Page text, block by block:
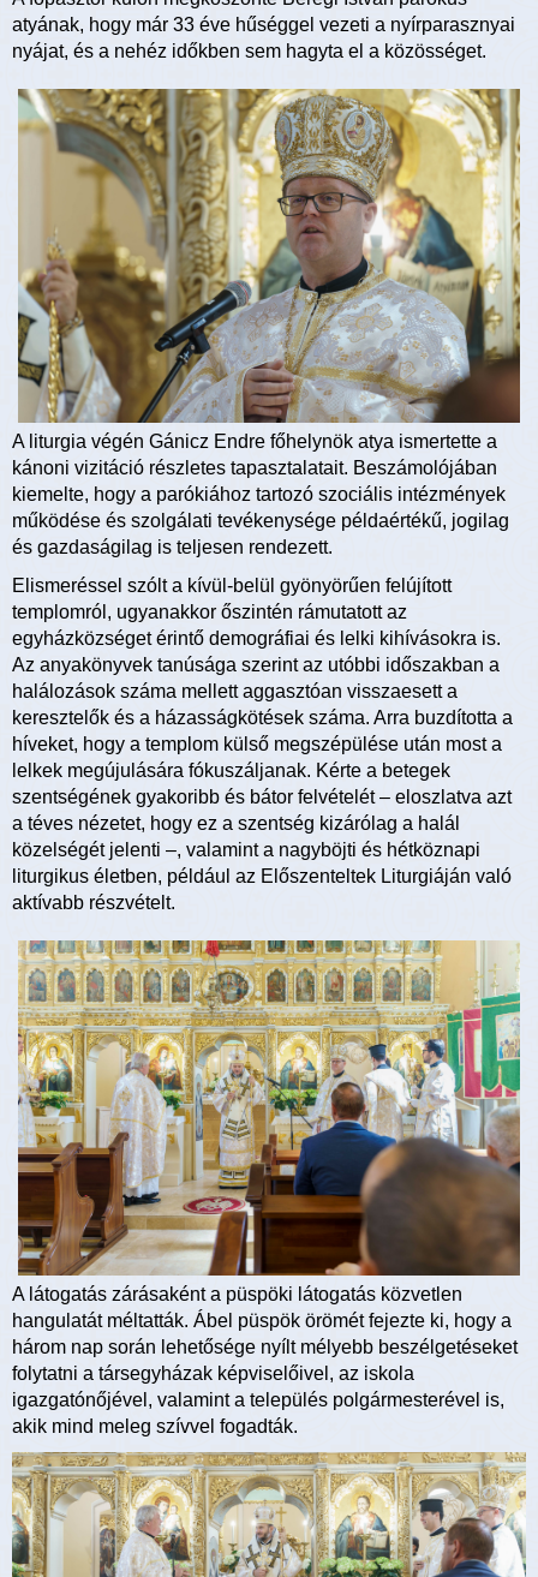
atyának, hogy már 33 éve hűséggel vezeti a nyírparasznyai
nyájat, és a nehéz időkben sem hagyta el a közösséget.
A liturgia végén Gánicz Endre főhelynök atya ismertette a
kánoni vizitáció részletes tapasztalatait. Beszámolójában
kiemelte, hogy a parókiához tartozó szociális intézmények
működése és szolgálati tevékenysége példaértékű, jogilag
és gazdaságilag is teljesen rendezett.
Elismeréssel szólt a kívül-belül gyönyörűen felújított
templomról, ugyanakkor őszintén rámutatott az
egyházközséget érintő demográfiai és lelki kihívásokra is.
Az anyakönyvek tanúsága szerint az utóbbi időszakban a
halálozások száma mellett aggasztóan visszaesett a
keresztelők és a házasságkötések száma. Arra buzdította a
híveket, hogy a templom külső megszépülése után most a
lelkek megújulására fókuszáljanak. Kérte a betegek
szentségének gyakoribb és bátor felvételét – eloszlatva azt
a téves nézetet, hogy ez a szentség kizárólag a halál
közelségét jelenti –, valamint a nagyböjti és hétköznapi
liturgikus életben, például az Előszenteltek Liturgiáján való
aktívabb részvételt.
A látogatás zárásaként a püspöki látogatás közvetlen
hangulatát méltatták. Ábel püspök örömét fejezte ki, hogy a
három nap során lehetősége nyílt mélyebb beszélgetéseket
folytatni a társegyházak képviselőivel, az iskola
igazgatónőjével, valamint a település polgármesterével is,
akik mind meleg szívvel fogadták.